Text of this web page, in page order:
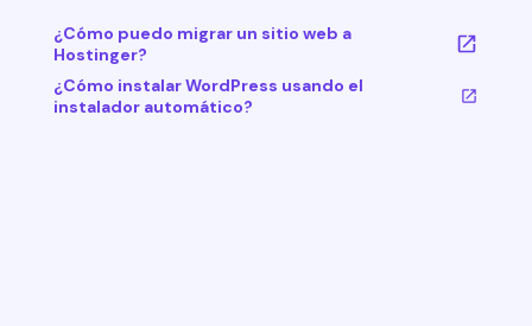
¿Cómo puedo migrar un sitio web a
Hostinger?
¿Cómo instalar WordPress usando el
instalador automático?